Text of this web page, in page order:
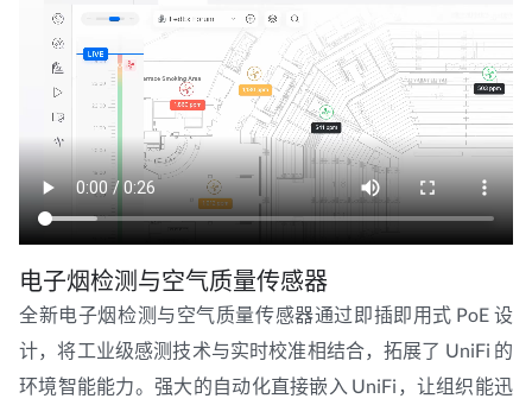
电子烟检测与空气质量传感器
全新电子烟检测与空气质量传感器通过即插即用式 PoE 设
计，将工业级感测技术与实时校准相结合，拓展了 UniFi 的
环境智能能力。强大的自动化直接嵌入 UniFi，让组织能迅